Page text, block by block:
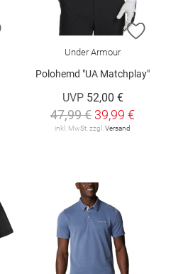
ZUR WUNSCHLISTE HINZUFÜGEN
ZUR
Under Armour
Polohemd "UA Matchplay"
UVP 52,00 €
47,99 € 39,99 €
inkl. MwSt. zzgl. Versand